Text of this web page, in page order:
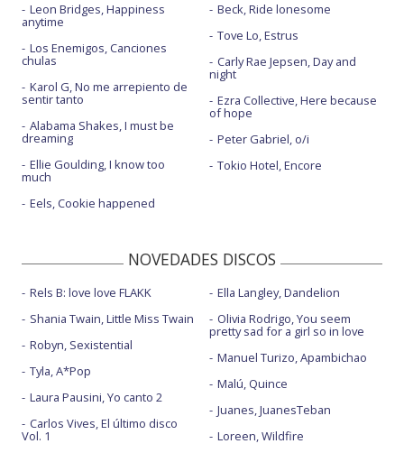
Leon Bridges, Happiness
anytime
Los Enemigos, Canciones
chulas
Karol G, No me arrepiento de
sentir tanto
Alabama Shakes, I must be
dreaming
Ellie Goulding, I know too
much
Eels, Cookie happened
Beck, Ride lonesome
Tove Lo, Estrus
Carly Rae Jepsen, Day and
night
Ezra Collective, Here because
of hope
Peter Gabriel, o/i
Tokio Hotel, Encore
NOVEDADES DISCOS
Rels B: love love FLAKK
Shania Twain, Little Miss Twain
Robyn, Sexistential
Tyla, A*Pop
Laura Pausini, Yo canto 2
Carlos Vives, El último disco
Vol. 1
Ella Langley, Dandelion
Olivia Rodrigo, You seem
pretty sad for a girl so in love
Manuel Turizo, Apambichao
Malú, Quince
Juanes, JuanesTeban
Loreen, Wildfire